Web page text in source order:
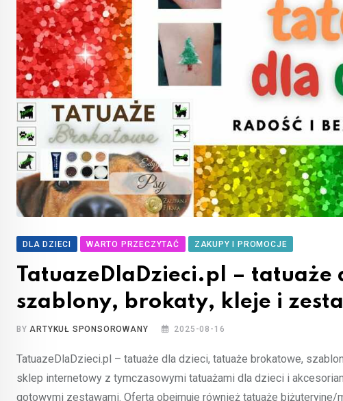
DLA DZIECI WARTO PRZECZYTAĆ ZAKUPY I PROMOCJE
TatuazeDlaDzieci.pl –
szablony, brokaty, kleje i
BY ARTYKUŁ SPONSOROWANY 2025-08-16
TatuazeDlaDzieci.pl – tatuaże dla dzieci, tatuaże brokatowe,
sklep internetowy z tymczasowymi tatuażami dla dzieci i
gotowymi zestawami. Oferta obejmuje również tatuaże